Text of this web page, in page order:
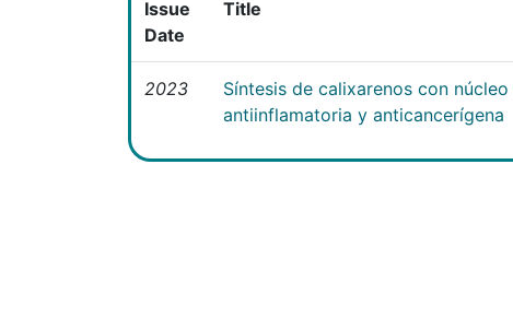
Issue
Date
Title
2023
Síntesis de calixarenos con
antiinflamatoria y anticancerígena